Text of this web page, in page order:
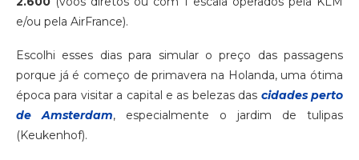
e/ou pela AirFrance).
Escolhi esses dias para simular o preço das passagens
porque já é começo de primavera na Holanda, uma ótima
época para visitar a capital e as belezas das cidades perto
de Amsterdam, especialmente o jardim de tulipas
(Keukenhof).